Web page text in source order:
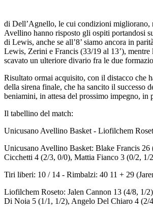
di Dell’Agnello, le cui condizioni migliorano,
Avellino hanno risposto gli ospiti portandosi
di Lewis, anche se all’8’ siamo ancora in
Lewis, Zerini e Francis (33/19 al 13’),
scavato un ulteriore divario fra le due
Risultato ormai acquisito, con il distacco che
della sirena finale, che ha sancito il successo
beniamini, in attesa del prossimo impegno, in
Il tabellino del match:
Unicusano Avellino Basket - Liofilchem
Unicusano Avellino Basket: Blake Francis
Cicchetti 4 (2/3, 0/0), Mattia Fianco 3 (0/2,
Tiri liberi: 10 / 14 - Rimbalzi: 40 11 + 29
Liofilchem Roseto: Jalen Cannon 13 (4/8, 1/
Di Noia 5 (1/1, 1/2), Angelo Del Chiaro 4 (2/